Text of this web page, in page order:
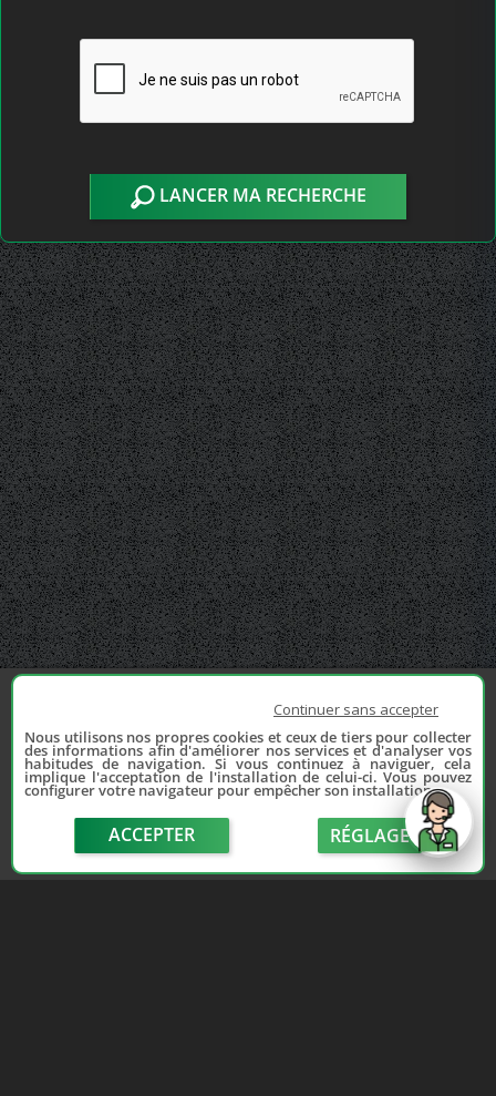
LANCER MA RECHERCHE
Continuer sans accepter
Nous utilisons nos propres cookies et ceux de tiers pour collecter
des informations afin d'améliorer nos services et d'analyser vos
habitudes de navigation. Si vous continuez à naviguer, cela
implique l'acceptation de l'installation de celui-ci. Vous pouvez
configurer votre navigateur pour empêcher son installation.
ACCEPTER RÉGLAGE